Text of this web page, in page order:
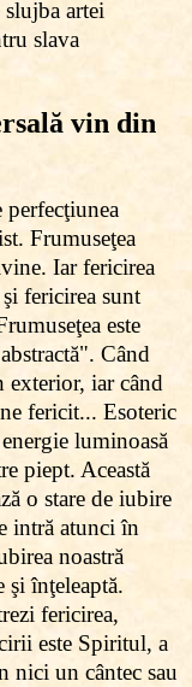
artei
slava
vin din
perfecţiunea
Frumuseţea
Iar fericirea
fericirea sunt
este
Când
exterior, iar când
fericit... Esoteric
luminoasă
piept. Această
o stare de iubire
intră atunci în
noastră
şi înţeleaptă.
fericirea,
este Spiritul, a
nici un cântec sau